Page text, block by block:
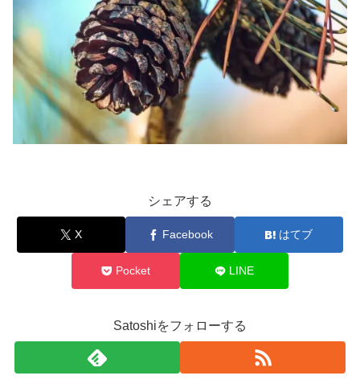
シェアする
X Facebook はてブ
Pocket LINE
Satoshiをフォローする